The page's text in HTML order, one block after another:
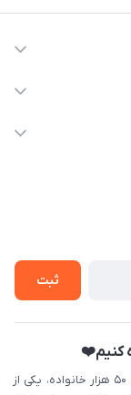
ثبت
کنیم❤️
با سال‌ها سابقه و اعتماد بیش از ۵۰ هزار خانواده، یکی از